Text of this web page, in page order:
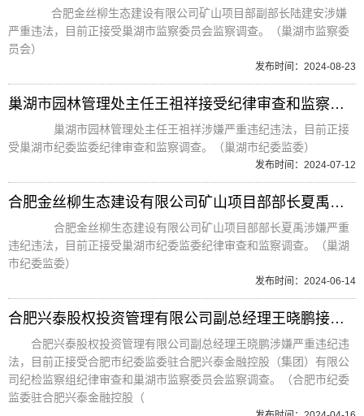
合肥金丝柳生态建设有限公司矿山项目部副部长陆建安涉嫌
严重违法，目前正接受巢湖市监察委员会监察调查。（巢湖市监察委
员会）
发布时间：2024-08-23
巢湖市园林管理处主任王祖祥接受纪律审查和监察调查
巢湖市园林管理处主任王祖祥涉嫌严重违纪违法，目前正接
受巢湖市纪委监委纪律审查和监察调查。（巢湖市纪委监委）
发布时间：2024-07-12
合肥金丝柳生态建设有限公司矿山项目部部长夏禹接受纪律审查和监察调查
合肥金丝柳生态建设有限公司矿山项目部部长夏禹涉嫌严重
违纪违法，目前正接受巢湖市纪委监委纪律审查和监察调查。（巢湖
市纪委监委）
发布时间：2024-06-14
合肥兴泰股权投资管理有限公司副总经理王晓鹏接受纪律审查和监察调查
合肥兴泰股权投资管理有限公司副总经理王晓鹏涉嫌严重违纪违
法，目前正接受合肥市纪委监委驻合肥兴泰金融控股（集团）有限公
司纪检监察组纪律审查和巢湖市监察委员会监察调查。（合肥市纪委
监委驻合肥兴泰金融控股（